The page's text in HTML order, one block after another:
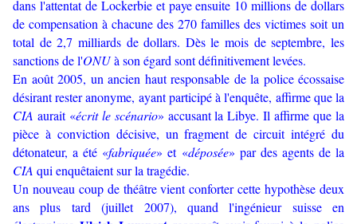
dans l'attentat de Lockerbie et paye ensuite 10 millions de dollars
de compensation à chacune des 270 familles des victimes soit un
total de 2,7 milliards de dollars. Dès le mois de septembre, les
sanctions de l'ONUà son égard sont définitivement levées.
En août 2005, un ancien haut responsable de la police écossaise
désirant rester anonyme, ayant participé à l'enquête, affirme que la
CIA aurait «écrit le scénario» accusant la Libye. Il affirme que la
pièce à conviction décisive, un fragment de circuit intégré du
détonateur, a été «fabriquée» et «déposée» par des agents de la
CIA qui enquêtaient sur la tragédie.
Un nouveau coup de théâtre vient conforter cette hypothèse deux
ans plus tard (juillet 2007), quand l'ingénieur suisse en